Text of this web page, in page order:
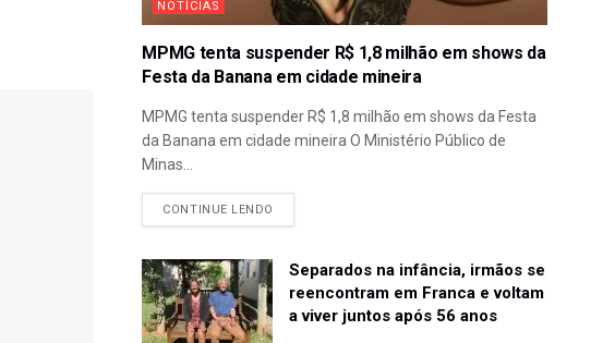
NOTÍCIAS
MPMG tenta suspender R$ 1,8 milhão em shows da
Festa da Banana em cidade mineira
MPMG tenta suspender R$ 1,8 milhão em shows da Festa
da Banana em cidade mineira O Ministério Público de
Minas...
CONTINUE LENDO
Separados na infância, irmãos se
reencontram em Franca e voltam
a viver juntos após 56 anos